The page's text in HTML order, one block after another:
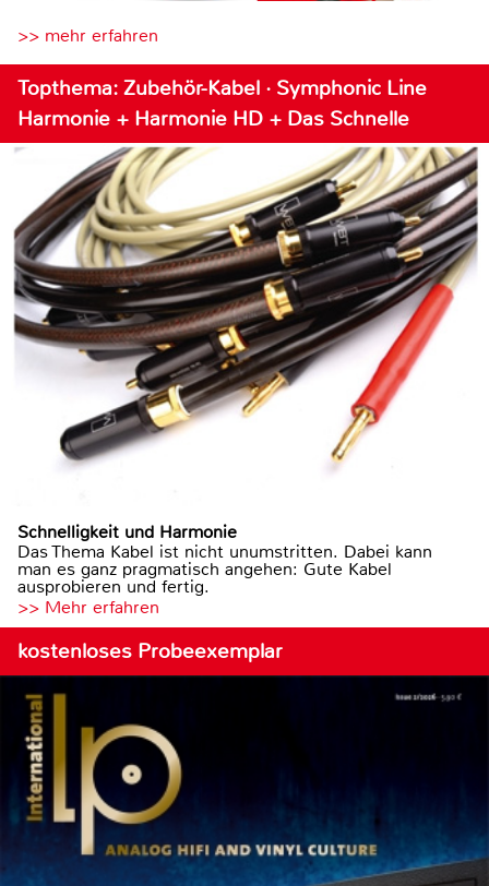
>> mehr erfahren
Topthema: Zubehör-Kabel · Symphonic Line
Harmonie + Harmonie HD + Das Schnelle
Schnelligkeit und Harmonie
Das Thema Kabel ist nicht unumstritten. Dabei kann
man es ganz pragmatisch angehen: Gute Kabel
ausprobieren und fertig.
>> Mehr erfahren
kostenloses Probeexemplar